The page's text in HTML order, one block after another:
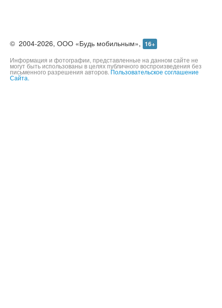
© 2004-2026, ООО «Будь мобильным», 16+
Информация и фотографии, представленные на данном сайте не
могут быть использованы в целях публичного воспроизведения без
письменного разрешения авторов. Пользовательское соглашение
Сайта.